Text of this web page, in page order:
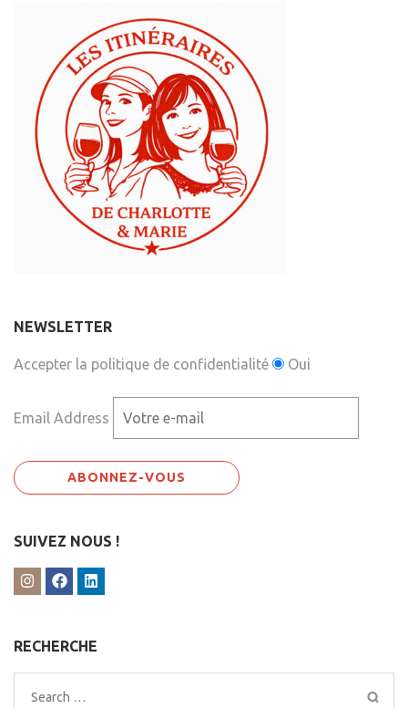
NEWSLETTER
Accepter la politique de confidentialité Oui
Email Address
SUIVEZ NOUS !
RECHERCHE
Search